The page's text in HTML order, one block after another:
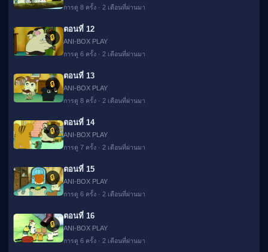
การดู 8 ครั้ง · 2 เดือนที่ผ่านมา
🔒
ตอนที่ 12
ANI-BOX PLAY
การดู 6 ครั้ง · 2 เดือนที่ผ่านมา
🔒
ตอนที่ 13
ANI-BOX PLAY
การดู 8 ครั้ง · 2 เดือนที่ผ่านมา
🔒
ตอนที่ 14
ANI-BOX PLAY
การดู 7 ครั้ง · 2 เดือนที่ผ่านมา
🔒
ตอนที่ 15
ANI-BOX PLAY
การดู 6 ครั้ง · 2 เดือนที่ผ่านมา
🔒
ตอนที่ 16
ANI-BOX PLAY
การดู 6 ครั้ง · 2 เดือนที่ผ่านมา